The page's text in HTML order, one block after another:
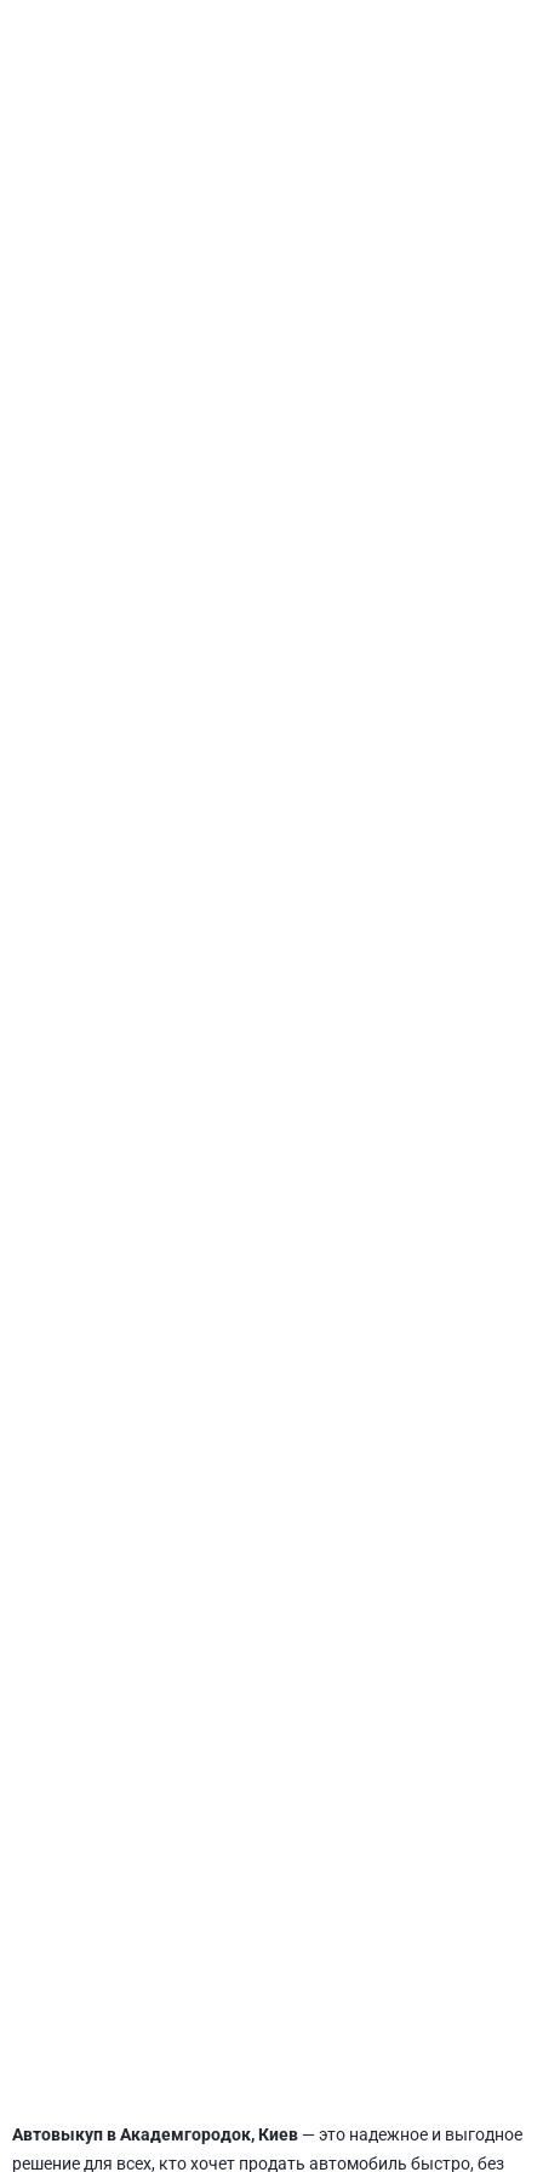
Автовыкуп в Академгородок, Киев — это надежное и выгодное
решение для всех, кто хочет продать автомобиль быстро, без